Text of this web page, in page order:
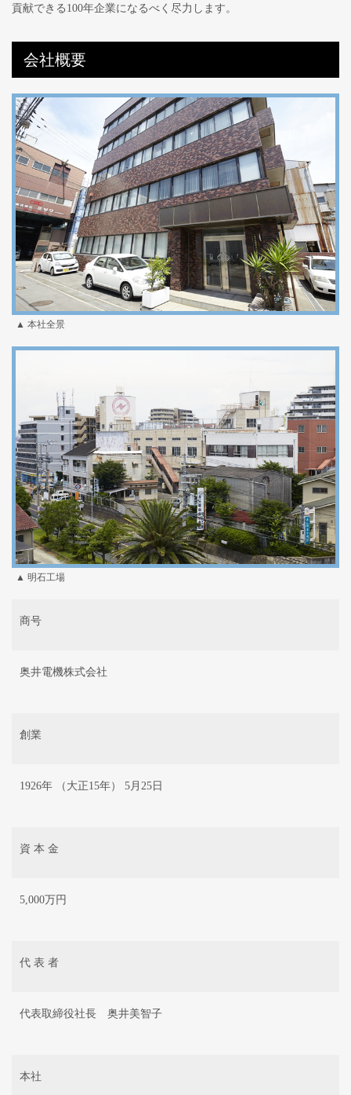
貢献できる100年企業になるべく尽力します。
会社概要
▲ 本社全景
▲ 明石工場
商号
奥井電機株式会社
創業
1926年 （大正15年） 5月25日
資 本 金
5,000万円
代 表 者
代表取締役社長 奥井美智子
本社